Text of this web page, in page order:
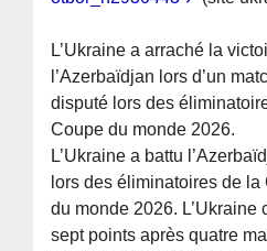
L’Ukraine a arraché la
l’Azerbaïdjan lors d’un
disputé lors des
Coupe du monde 2026.
L’Ukraine a battu
lors des éliminatoires de la
du monde 2026. L’Ukraine
sept points après quatre